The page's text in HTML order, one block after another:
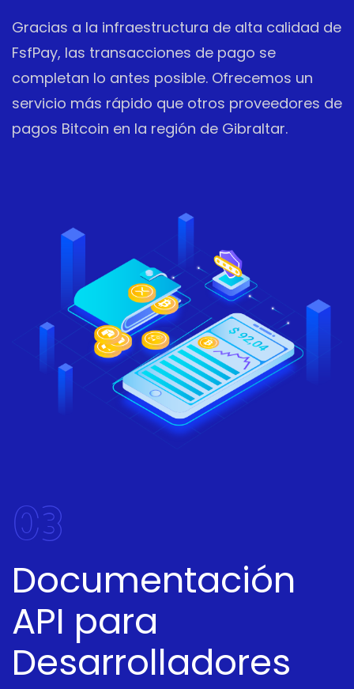
Gracias a la infraestructura de alta calidad de
FsfPay, las transacciones de pago se
completan lo antes posible. Ofrecemos un
servicio más rápido que otros proveedores de
pagos Bitcoin en la región de Gibraltar.
03
Documentación
API para
Desarrolladores